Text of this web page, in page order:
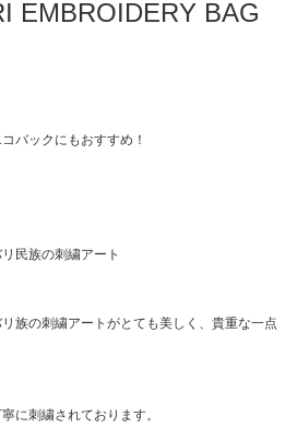
EMBROIDERY BAG
バックにもおすすめ！
民族の刺繍アート
族の刺繍アートがとても美しく、貴重な一点
に刺繍されております。